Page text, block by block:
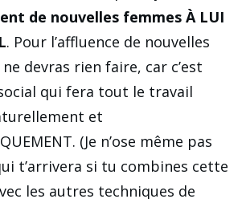
de nouvelles femmes À LUI
. Pour l’affluence de nouvelles
devras rien faire, car c’est
qui fera tout le travail
et
(Je n’ose même pas
t’arrivera si tu combines cette
les autres techniques de